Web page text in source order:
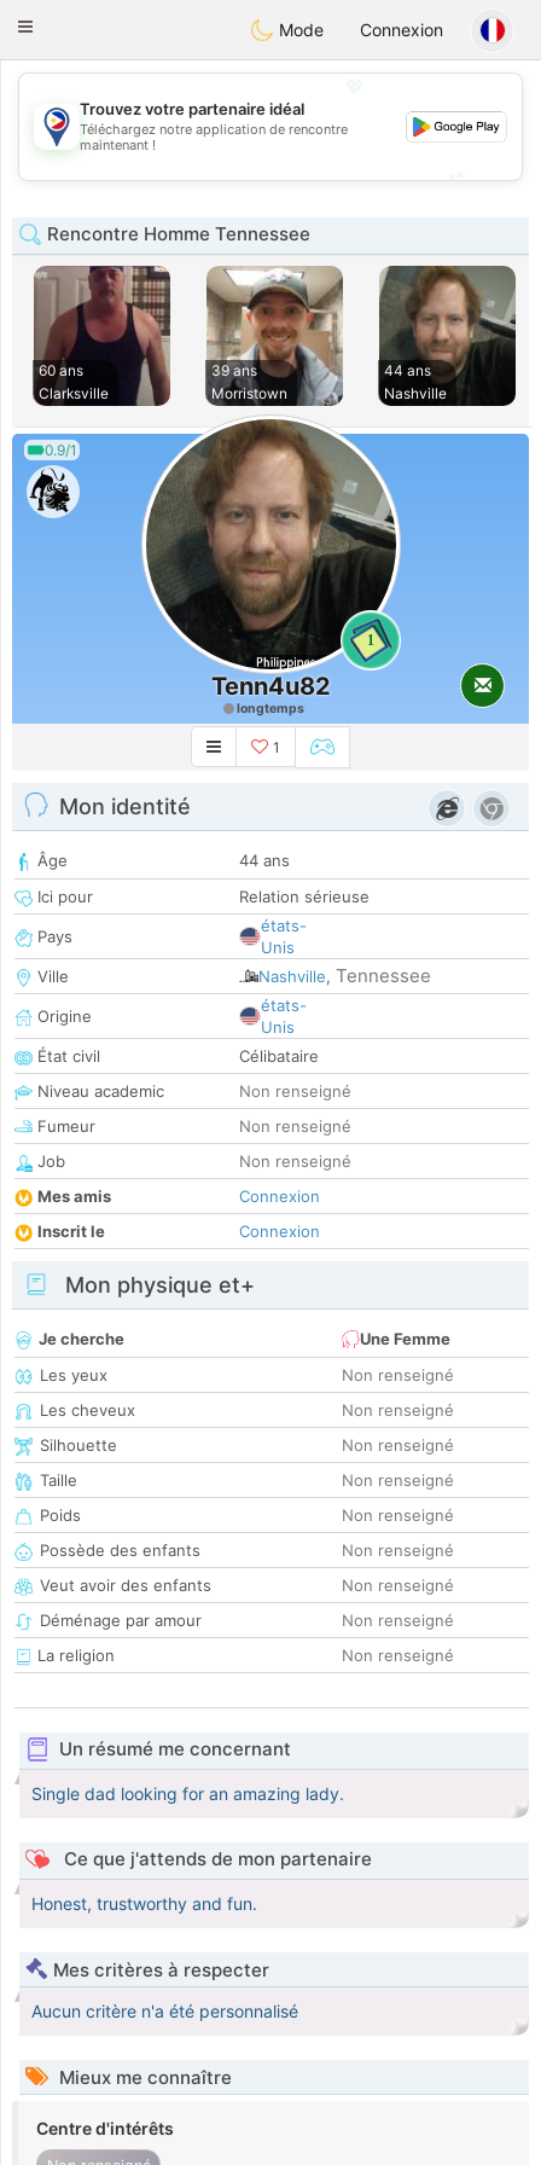
PhilippinesChat
Toggle
Mode Connexion
💖
💕
Trouvez votre partenaire idéal
Téléchargez notre application de rencontre
maintenant !
Rencontre Homme Tennessee
60 ans
Clarksville
39 ans
Morristown
44 ans
Nashville
0.9/1
1
Tenn4u82
longtemps
1
Mon identité
Âge
44 ans
Ici pour
Relation sérieuse
Pays
états-
Unis
Ville
Nashville, Tennessee
Origine
états-
Unis
État civil
Célibataire
Niveau academic
Non renseigné
Fumeur
Non renseigné
Job
Non renseigné
Mes amis
Connexion
Inscrit le
Connexion
Mon physique et+
Je cherche
Une Femme
Les yeux
Non renseigné
Les cheveux
Non renseigné
Silhouette
Non renseigné
Taille
Non renseigné
Poids
Non renseigné
Possède des enfants
Non renseigné
Veut avoir des enfants
Non renseigné
Déménage par amour
Non renseigné
La religion
Non renseigné
Un résumé me concernant
Single dad looking for an amazing lady.
Ce que j'attends de mon partenaire
Honest, trustworthy and fun.
Mes critères à respecter
Aucun critère n'a été personnalisé
Mieux me connaître
Centre d'intérêts